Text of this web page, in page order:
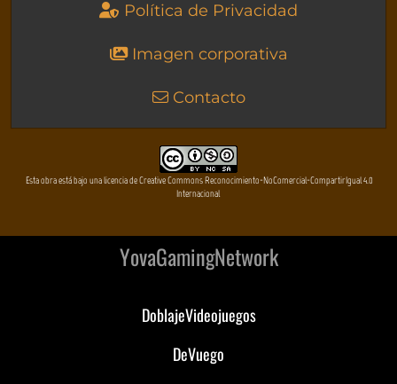
Política de Privacidad
Imagen corporativa
Contacto
Esta obra está bajo una licencia de Creative Commons Reconocimiento-NoComercial-CompartirIgual 4.0
Internacional
YovaGamingNetwork
DoblajeVideojuegos
DeVuego